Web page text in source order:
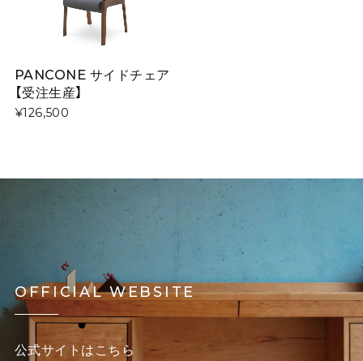
PANCONE サイドチェア
【受注生産】
¥126,500
OFFICIAL WEBSITE
公式サイトはこちら